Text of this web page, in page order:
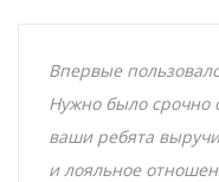
Впервые
Нужно было срочно
ваши ребята
и лояльное